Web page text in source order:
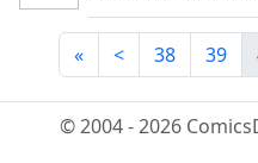
« < 38 39
© 2004 - 2026